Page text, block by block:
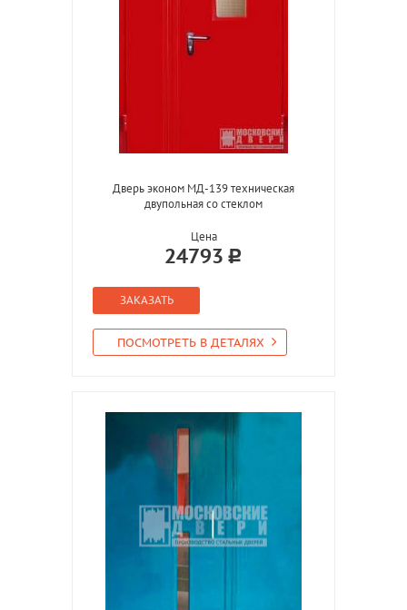
Дверь эконом МД-139 техническая
двупольная со стеклом
Цена
24793
ЗАКАЗАТЬ
ПОСМОТРЕТЬ В ДЕТАЛЯХ